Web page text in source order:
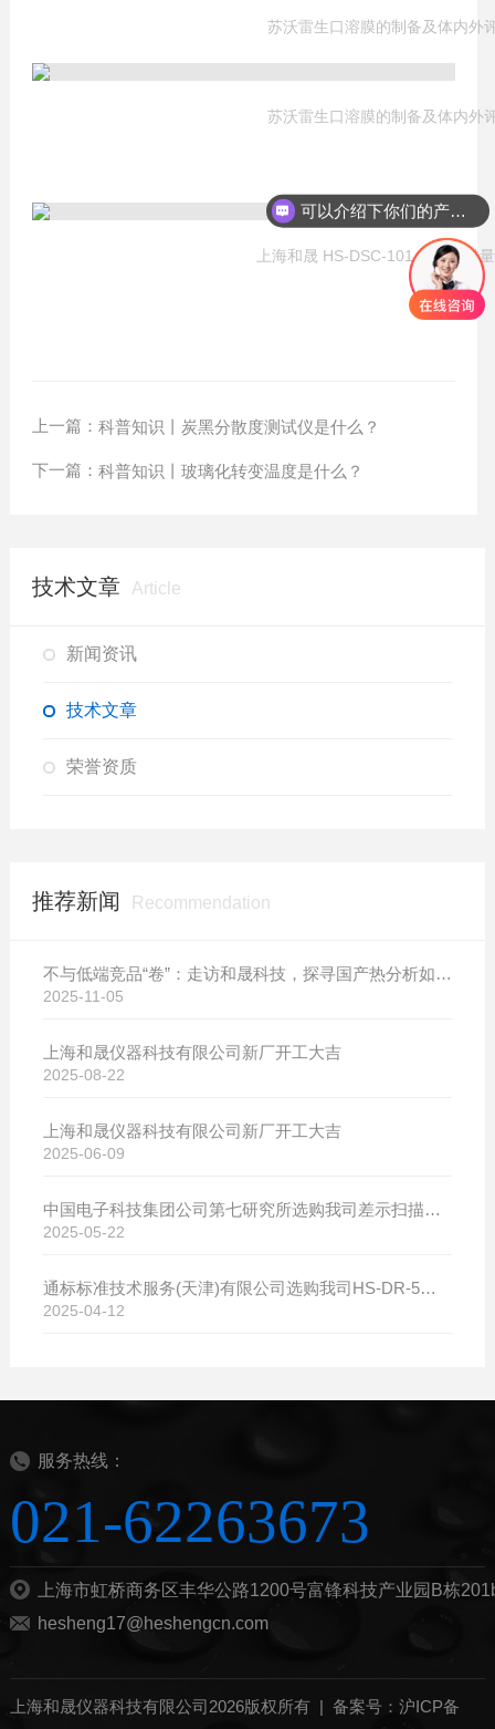
苏沃雷生口溶膜的制备及体内外
苏沃雷生口溶膜的制备及体内外
上海和晟 HS-DSC-101 差示扫描
上一篇： 科普知识丨炭黑分散度测试仪是什么？
下一篇： 科普知识丨玻璃化转变温度是什么？
技术文章 Article
新闻资讯
技术文章
荣誉资质
推荐新闻 Recommendation
不与低端竞品“卷”：走访和晟科技，探寻国产热分析如何行稳致远
2025-11-05
上海和晟仪器科技有限公司新厂开工大吉
2025-08-22
上海和晟仪器科技有限公司新厂开工大吉
2025-06-09
中国电子科技集团公司第七研究所选购我司差示扫描量热仪
2025-05-22
通标标准技术服务(天津)有限公司选购我司HS-DR-5导热系数测试仪
2025-04-12
服务热线：
021-62263673
上海市虹桥商务区丰华公路1200号富锋科技产业园B栋
hesheng17@heshengcn.com
上海和晟仪器科技有限公司2026版权所有 | 备案号：沪ICP备
可以介绍下你们的产品么？